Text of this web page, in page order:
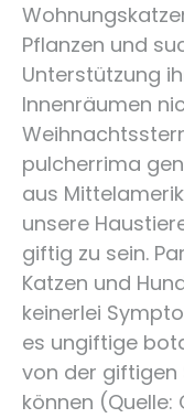
Pflanzen und
Unterstützung
Innenräumen
pulcherrima
aus
unsere
giftig zu sein.
Katzen und
keinerlei
es ungiftige
von der giftigen
können (Quelle: